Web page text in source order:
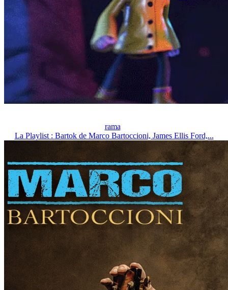
rama
La Playlist : Bartok de Marco Bartoccioni, James Ellis Ford,...